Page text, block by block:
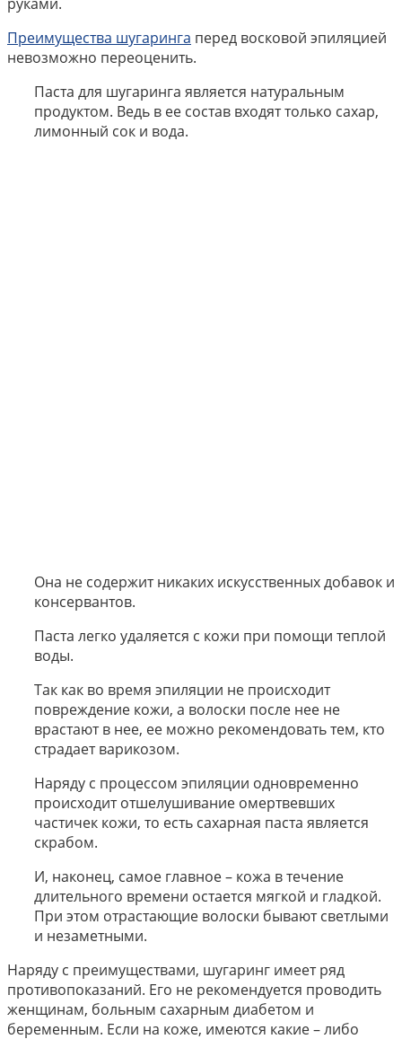
Преимущества шугаринга перед восковой эпиляцией
невозможно переоценить.
Паста для шугаринга является натуральным
продуктом. Ведь в ее состав входят только сахар,
лимонный сок и вода.
Она не содержит никаких искусственных добавок и
консервантов.
Паста легко удаляется с кожи при помощи теплой
воды.
Так как во время эпиляции не происходит
повреждение кожи, а волоски после нее не
врастают в нее, ее можно рекомендовать тем, кто
страдает варикозом.
Наряду с процессом эпиляции одновременно
происходит отшелушивание омертвевших
частичек кожи, то есть сахарная паста является
скрабом.
И, наконец, самое главное – кожа в течение
длительного времени остается мягкой и гладкой.
При этом отрастающие волоски бывают светлыми
и незаметными.
Наряду с преимуществами, шугаринг имеет ряд
противопоказаний. Его не рекомендуется проводить
женщинам, больным сахарным диабетом и
беременным. Если на коже, имеются какие – либо